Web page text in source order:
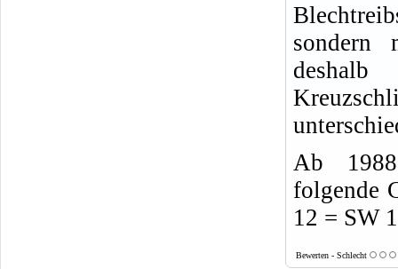
sondern
Ab
folgende
12 = SW
Bewerten - Schlecht